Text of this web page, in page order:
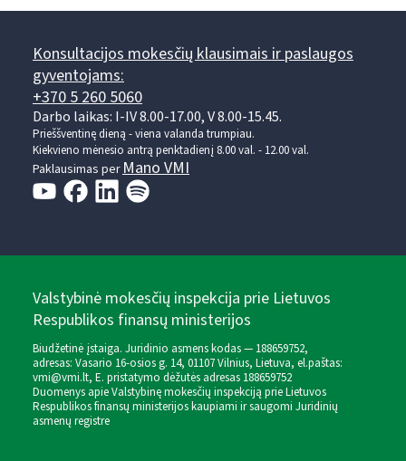
Konsultacijos mokesčių klausimais ir paslaugos
gyventojams:
+370 5 260 5060
Darbo laikas: I-IV 8.00-17.00, V 8.00-15.45.
Prieššventinę dieną - viena valanda trumpiau.
Kiekvieno mėnesio antrą penktadienį 8.00 val. - 12.00 val.
Paklausimas perMano VMI
Valstybinė mokesčių inspekcija prie Lietuvos
Respublikos finansų ministerijos
Biudžetinė įstaiga. Juridinio asmens kodas — 188659752,
adresas: Vasario 16-osios g. 14, 01107 Vilnius, Lietuva, el.paštas:
vmi@vmi.lt, E. pristatymo dėžutės adresas 188659752
Duomenys apie Valstybinę mokesčių inspekciją prie Lietuvos
Respublikos finansų ministerijos kaupiami ir saugomi Juridinių
asmenų registre